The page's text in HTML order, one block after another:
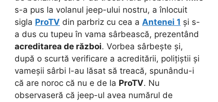
s-a pus la volanul jeep-ului nostru, a înlocuit
sigla ProTV din parbriz cu cea a Antenei 1 și s-
a dus cu tupeu în vama sârbească, prezentând
acreditarea de război. Vorbea sârbește și,
după o scurtă verificare a acreditării, polițiștii și
vameșii sârbi l-au lăsat să treacă, spunându-i
că are noroc că nu e de la ProTV. Nu
observaseră că jeep-ul avea numărul de